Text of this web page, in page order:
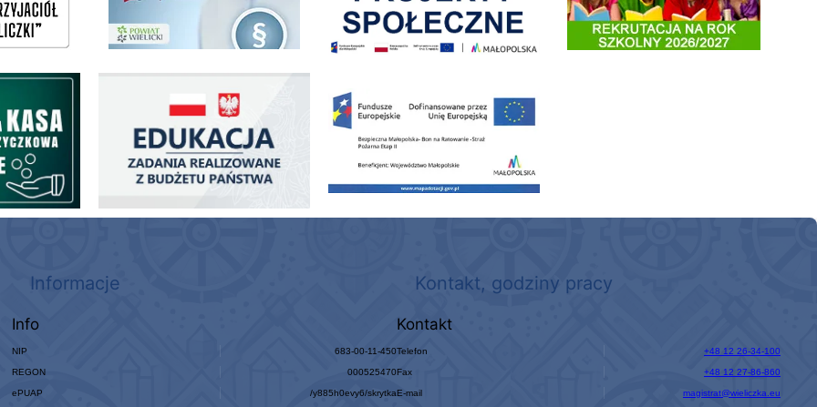
- Pożyczkowa
Zakup fabrycznie nowego, średniego samochodu ratowniczo-gaśniczego z napędem 4x4 dla OSP Kokotów
Informacje
Info
NIP 683-00-11-450
REGON 000525470
ePUAP /y885h0evy6/skrytka
Kontakt, godziny pracy
Kontakt
Telefon +48 12 26-34-100
Fax +48 12 27-86-860
E-mail magistrat@wieliczka.eu